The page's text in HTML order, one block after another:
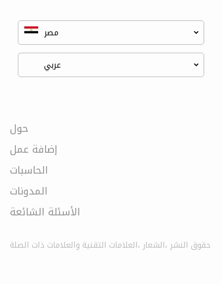
حول
إضافة عمل
الحاسبات
المدونات
الأسئلة الشائعة
حقوق النشر ،الشعار ،العلامات التقنية والعلامات ذات الصلة